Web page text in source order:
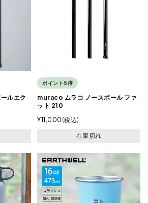
ルエク
ポイント5倍
muraco ムラコ ノースポール ファ
ット 210
¥11,000 税込
在庫切れ